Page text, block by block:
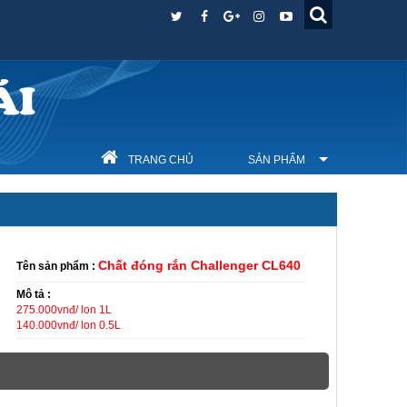
TRANG CHỦ SẢN PHẨM
Tên sản phẩm : Chất đóng rắn Challenger CL640
Mô tả :
275.000vnđ/ lon 1L
140.000vnđ/ lon 0.5L